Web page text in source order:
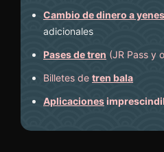
Cambio de dinero a yenes
adicionales
Pases de tren (JR Pass y
Billetes de tren bala
Aplicaciones